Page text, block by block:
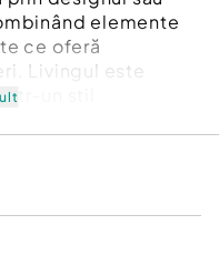
elemente
ce oferă
Livingul este
un stil
complet utilată și
exact ca în